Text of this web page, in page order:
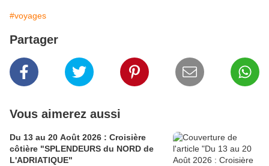
#voyages
Partager
Vous aimerez aussi
Du 13 au 20 Août 2026 : Croisière
côtière "SPLENDEURS du NORD de
L'ADRIATIQUE"